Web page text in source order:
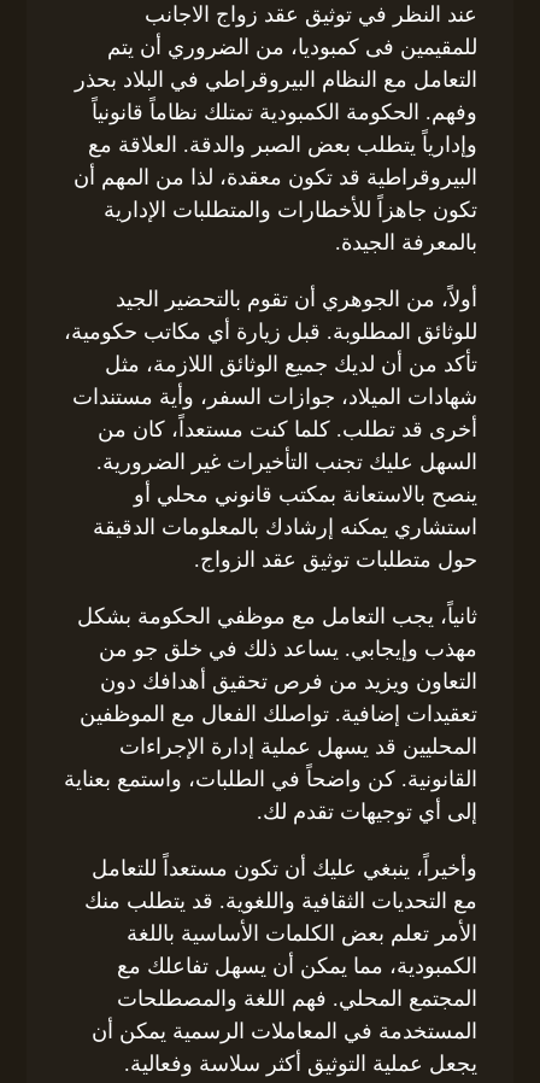
عند النظر في توثيق عقد زواج الاجانب
للمقيمين فى كمبوديا، من الضروري أن يتم
التعامل مع النظام البيروقراطي في البلاد بحذر
وفهم. الحكومة الكمبودية تمتلك نظاماً قانونياً
وإدارياً يتطلب بعض الصبر والدقة. العلاقة مع
البيروقراطية قد تكون معقدة، لذا من المهم أن
تكون جاهزاً للأخطارات والمتطلبات الإدارية
بالمعرفة الجيدة.
أولاً، من الجوهري أن تقوم بالتحضير الجيد
للوثائق المطلوبة. قبل زيارة أي مكاتب حكومية،
تأكد من أن لديك جميع الوثائق اللازمة، مثل
شهادات الميلاد، جوازات السفر، وأية مستندات
أخرى قد تطلب. كلما كنت مستعداً، كان من
السهل عليك تجنب التأخيرات غير الضرورية.
ينصح بالاستعانة بمكتب قانوني محلي أو
استشاري يمكنه إرشادك بالمعلومات الدقيقة
حول متطلبات توثيق عقد الزواج.
ثانياً، يجب التعامل مع موظفي الحكومة بشكل
مهذب وإيجابي. يساعد ذلك في خلق جو من
التعاون ويزيد من فرص تحقيق أهدافك دون
تعقيدات إضافية. تواصلك الفعال مع الموظفين
المحليين قد يسهل عملية إدارة الإجراءات
القانونية. كن واضحاً في الطلبات، واستمع بعناية
إلى أي توجيهات تقدم لك.
وأخيراً، ينبغي عليك أن تكون مستعداً للتعامل
مع التحديات الثقافية واللغوية. قد يتطلب منك
الأمر تعلم بعض الكلمات الأساسية باللغة
الكمبودية، مما يمكن أن يسهل تفاعلك مع
المجتمع المحلي. فهم اللغة والمصطلحات
المستخدمة في المعاملات الرسمية يمكن أن
يجعل عملية التوثيق أكثر سلاسة وفعالية.